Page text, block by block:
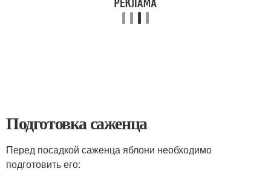
Подготовка саженца
Перед посадкой саженца яблони необходимо
подготовить его: